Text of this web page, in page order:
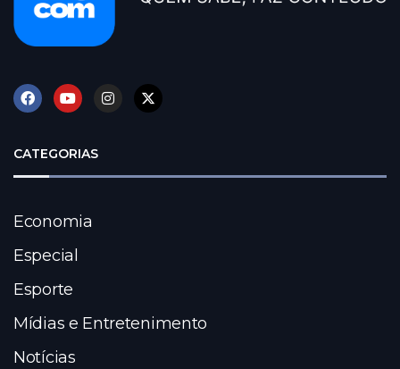
CATEGORIAS
Economia
Especial
Esporte
Mídias e Entretenimento
Notícias